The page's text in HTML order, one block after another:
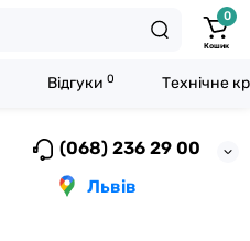
(068) 236 29 00
Львів
0
Кошик
Відгуки 0 Технічне